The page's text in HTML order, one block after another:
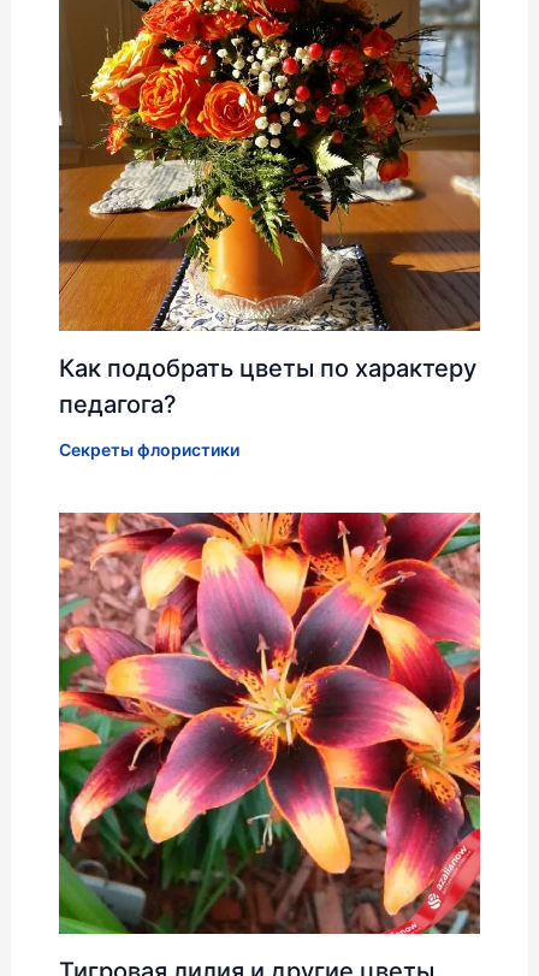
Как подобрать цветы по характеру
педагога?
Секреты флористики